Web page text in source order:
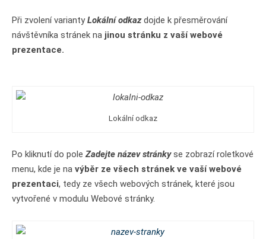
Při zvolení variantyLokální odkazdojde k přesměrování
návštěvníka stránek na jinou stránku z vaší webové
prezentace.
Lokální odkaz
Po kliknutí do poleZadejte název stránkyse zobrazí roletkové
menu, kde je na výběr ze všech stránek ve vaší webové
prezentaci, tedy ze všech webových stránek, které jsou
vytvořené v modulu Webové stránky.